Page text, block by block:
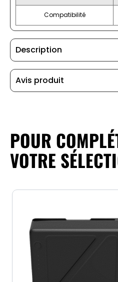
Compatibilité
Description
Avis produit
POUR
VOTRE